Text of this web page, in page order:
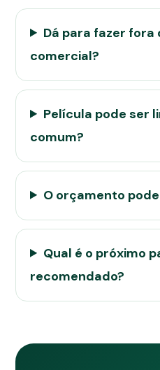
Dá para fazer fora
comercial?
Película pode ser
comum?
O orçamento
Qual é o próximo
recomendado?